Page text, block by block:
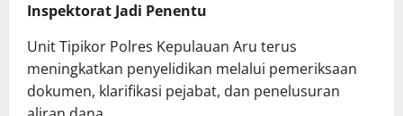
Inspektorat Jadi Penentu
Unit Tipikor Polres Kepulauan Aru terus
meningkatkan penyelidikan melalui pemeriksaan
dokumen, klarifikasi pejabat, dan penelusuran